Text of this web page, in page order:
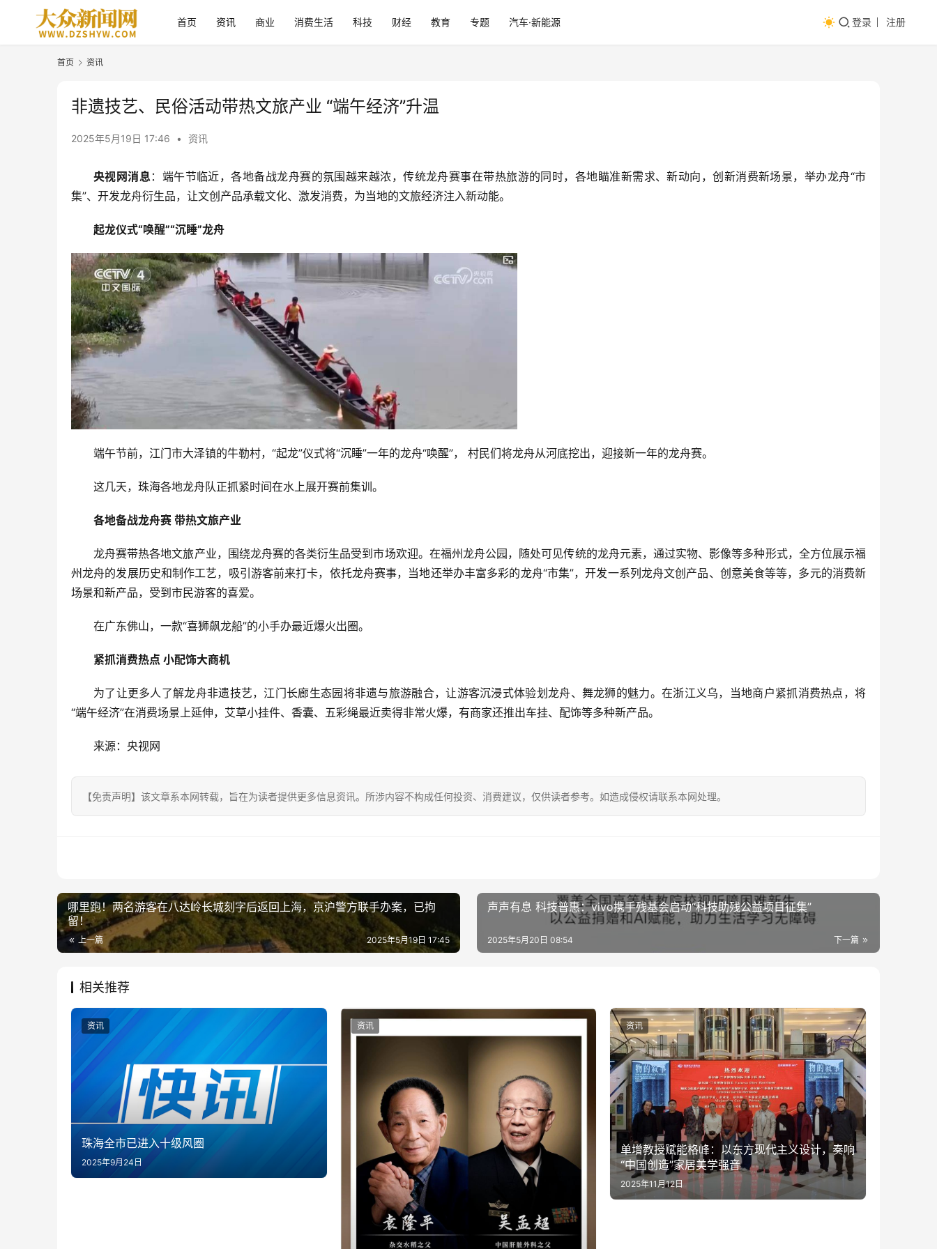
首页 资讯 商业 消费生活 科技 财经 教育 专题 汽车·新能源 登录 注册
首页 资讯
非遗技艺、民俗活动带热文旅产业 “端午经济”升温
2025年5月19日 17:46 • 资讯
央视网消息：端午节临近，各地备战龙舟赛的氛围越来越浓，传统龙舟赛事在带热旅游的同时，各地瞄准新需求、新动向，创新消费新场景，举办龙舟“市
集”、开发龙舟衍生品，让文创产品承载文化、激发消费，为当地的文旅经济注入新动能。
起龙仪式“唤醒”“沉睡”龙舟
端午节前，江门市大泽镇的牛勒村，“起龙”仪式将“沉睡”一年的龙舟“唤醒”， 村民们将龙舟从河底挖出，迎接新一年的龙舟赛。
这几天，珠海各地龙舟队正抓紧时间在水上展开赛前集训。
各地备战龙舟赛 带热文旅产业
龙舟赛带热各地文旅产业，围绕龙舟赛的各类衍生品受到市场欢迎。在福州龙舟公园，随处可见传统的龙舟元素，通过实物、影像等多种形式，全方位展示福
州龙舟的发展历史和制作工艺，吸引游客前来打卡，依托龙舟赛事，当地还举办丰富多彩的龙舟“市集”，开发一系列龙舟文创产品、创意美食等等，多元的消费新
场景和新产品，受到市民游客的喜爱。
在广东佛山，一款“喜狮飙龙船”的小手办最近爆火出圈。
紧抓消费热点 小配饰大商机
为了让更多人了解龙舟非遗技艺，江门长廊生态园将非遗与旅游融合，让游客沉浸式体验划龙舟、舞龙狮的魅力。在浙江义乌，当地商户紧抓消费热点，将
“端午经济”在消费场景上延伸，艾草小挂件、香囊、五彩绳最近卖得非常火爆，有商家还推出车挂、配饰等多种新产品。
来源：央视网
【免责声明】该文章系本网转载，旨在为读者提供更多信息资讯。所涉内容不构成任何投资、消费建议，仅供读者参考。如造成侵权请联系本网处理。
哪里跑！两名游客在八达岭长城刻字后返回上海，京沪警方联手办案，已拘
留！
上一篇 2025年5月19日 17:45
声声有息 科技普惠：vivo携手残基会启动“科技助残公益项目征集”
下一篇
2025年5月20日 08:54
相关推荐
珠海全市已进入十级风圈
2025年9月24日
资讯 资讯
单增教授赋能格峰：以东方现代主义设计，奏响
“中国创造”家居美学强音
2025年11月12日
资讯